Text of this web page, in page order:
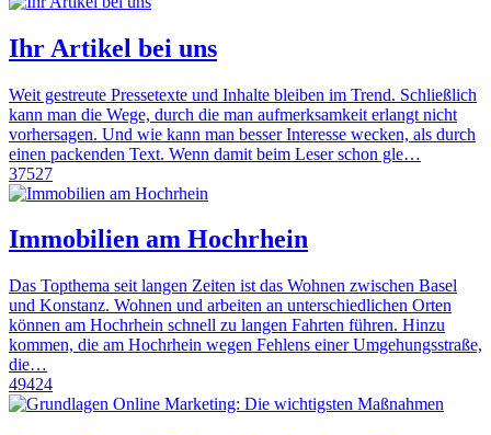
Ihr Artikel bei uns
Weit gestreute Pressetexte und Inhalte bleiben im Trend. Schließlich
kann man die Wege, durch die man aufmerksamkeit erlangt nicht
vorhersagen. Und wie kann man besser Interesse wecken, als durch
einen packenden Text. Wenn damit beim Leser schon gle…
37527
Immobilien am Hochrhein
Das Topthema seit langen Zeiten ist das Wohnen zwischen Basel
und Konstanz. Wohnen und arbeiten an unterschiedlichen Orten
können am Hochrhein schnell zu langen Fahrten führen. Hinzu
kommen, die am Hochrhein wegen Fehlens einer Umgehungsstraße,
die…
49424